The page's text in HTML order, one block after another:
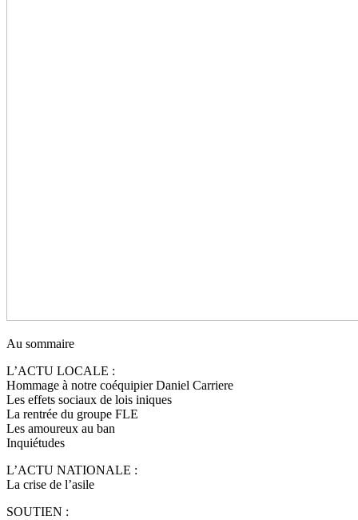
Au sommaire
L’ACTU LOCALE :
Hommage à notre coéquipier Daniel Carriere
Les effets sociaux de lois iniques
La rentrée du groupe FLE
Les amoureux au ban
Inquiétudes
L’ACTU NATIONALE :
La crise de l’asile
SOUTIEN :